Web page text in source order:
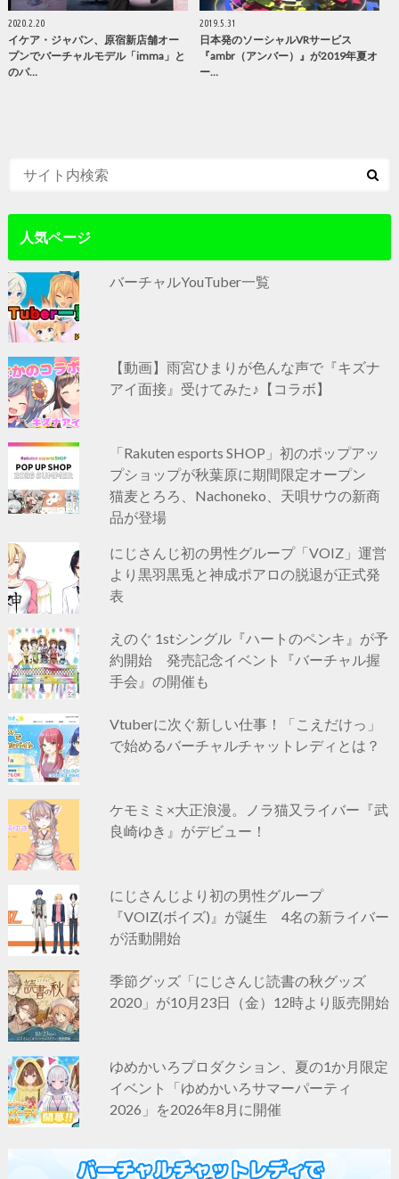
2020.2.20
イケア・ジャパン、原宿新店舗オー
プンでバーチャルモデル「imma」と
のパ…
2019.5.31
日本発のソーシャルVRサービス
『ambr（アンバー）』が2019年夏オ
ー…
人気ページ
バーチャルYouTuber一覧
【動画】雨宮ひまりが色んな声で『キズナ
アイ面接』受けてみた♪【コラボ】
「Rakuten esports SHOP」初のポップアッ
プショップが秋葉原に期間限定オープン
猫麦とろろ、Nachoneko、天唄サウの新商
品が登場
にじさんじ初の男性グループ「VOIZ」運営
より黒羽黒兎と神成ポアロの脱退が正式発
表
えのぐ 1stシングル『ハートのペンキ』が予
約開始 発売記念イベント『バーチャル握
手会』の開催も
Vtuberに次ぐ新しい仕事！「こえだけっ」
で始めるバーチャルチャットレディとは？
ケモミミ×大正浪漫。ノラ猫又ライバー『武
良崎ゆき』がデビュー！
にじさんじより初の男性グループ
『VOIZ(ボイズ)』が誕生 4名の新ライバー
が活動開始
季節グッズ「にじさんじ読書の秋グッズ
2020」が10月23日（金）12時より販売開始
ゆめかいろプロダクション、夏の1か月限定
イベント「ゆめかいろサマーパーティ
2026」を2026年8月に開催